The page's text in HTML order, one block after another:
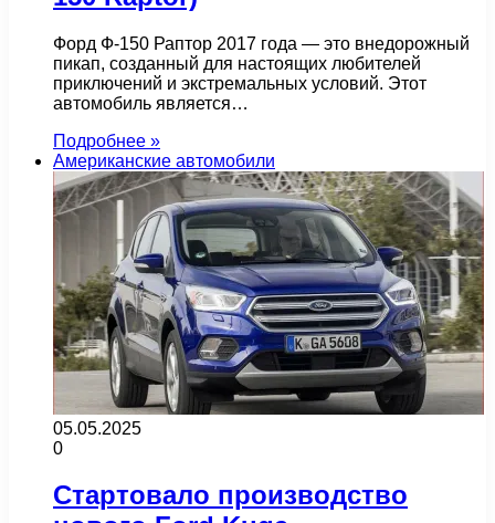
Форд Ф-150 Раптор 2017 года — это внедорожный
пикап, созданный для настоящих любителей
приключений и экстремальных условий. Этот
автомобиль является…
Подробнее »
Американские автомобили
05.05.2025
0
Стартовало производство